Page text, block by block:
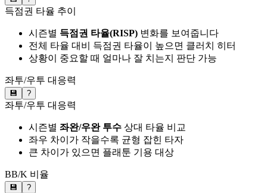
득점권 타율 추이
시즌별 득점권 타율(RISP) 변화를 보여줍니다
전체 타율 대비 득점권 타율이 높으면 클러치 히터
상황이 중요할 때 얼마나 잘 치는지 판단 가능
좌투/우투 대응력
💾 ?
좌투/우투 대응력
시즌별 좌완/우완 투수 상대 타율 비교
좌우 차이가 작을수록 균형 잡힌 타자
큰 차이가 있으면 플래툰 기용 대상
BB/K 비율
💾 ?